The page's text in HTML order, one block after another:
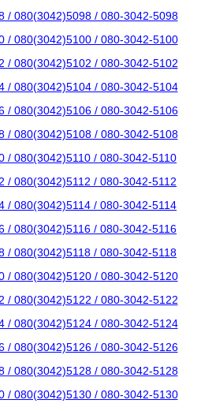
/ 080(3042)5098 / 080-3042-5098
/ 080(3042)5100 / 080-3042-5100
/ 080(3042)5102 / 080-3042-5102
/ 080(3042)5104 / 080-3042-5104
/ 080(3042)5106 / 080-3042-5106
/ 080(3042)5108 / 080-3042-5108
/ 080(3042)5110 / 080-3042-5110
/ 080(3042)5112 / 080-3042-5112
/ 080(3042)5114 / 080-3042-5114
/ 080(3042)5116 / 080-3042-5116
/ 080(3042)5118 / 080-3042-5118
/ 080(3042)5120 / 080-3042-5120
/ 080(3042)5122 / 080-3042-5122
/ 080(3042)5124 / 080-3042-5124
/ 080(3042)5126 / 080-3042-5126
/ 080(3042)5128 / 080-3042-5128
/ 080(3042)5130 / 080-3042-5130